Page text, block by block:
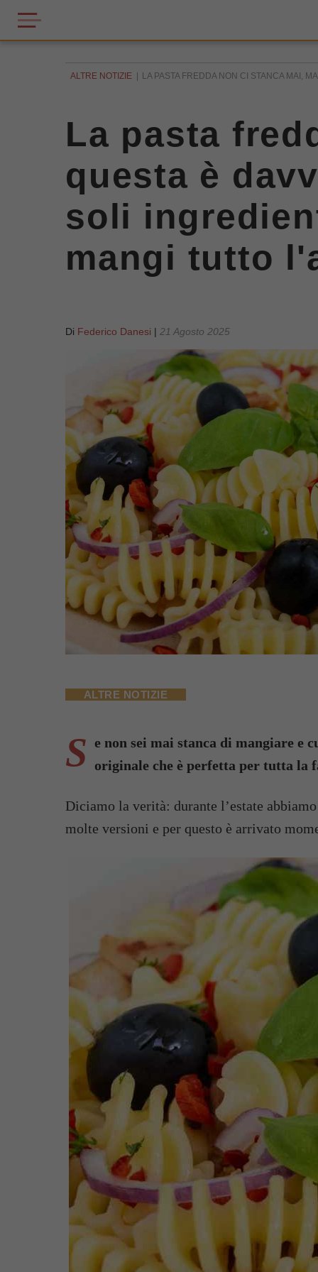
ALTRE NOTIZIE LA PASTA FREDDA NON CI STANCA MAI,
La pasta
questa è
soli
mangi tutto
Di Federico Danesi | 21 Agosto 2025
ALTRE NOTIZIE
S e non sei mai stanca di mangiare e
originale che è perfetta per tutta la
Diciamo la verità: durante l’estate
molte versioni e per questo è arrivato